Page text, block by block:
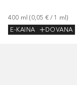
400 ml (0,05 € / 1 ml)
E-KAINA
DOVANA